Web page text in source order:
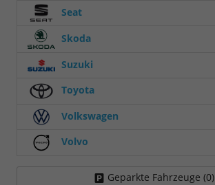
Seat
Skoda
Suzuki
Toyota
Volkswagen
Volvo
Geparkte Fahrzeuge (0)